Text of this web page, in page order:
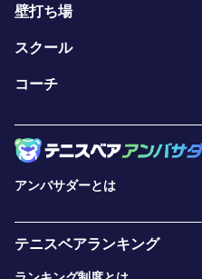
壁打ち場
スクール
コーチ
アンバサダーとは
テニスベアランキング